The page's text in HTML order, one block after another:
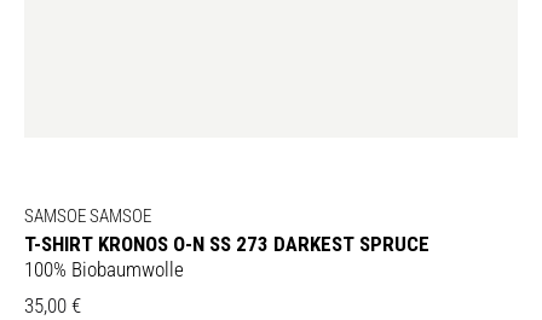
SAMSOE SAMSOE
T-SHIRT KRONOS O-N SS 273 DARKEST SPRUCE
100% Biobaumwolle
35,00 €